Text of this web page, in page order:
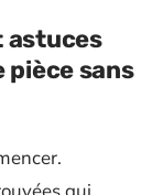
astuces
pièce sans